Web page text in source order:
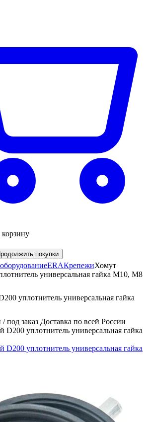
покупки
ERAКрепежиХомут
универсальная гайка М10, М8
уплотнитель универсальная гайка
под заказ Доставка по всей России